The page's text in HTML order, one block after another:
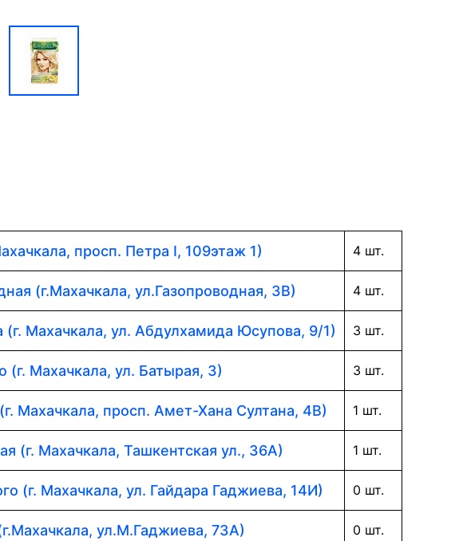
просп. Петра I, 109этаж 1) 4 шт.
(г.Махачкала, ул.Газопроводная, 3В) 4 шт.
Махачкала, ул. Абдулхамида Юсупова, 9/1) 3 шт.
(г. Махачкала, ул. Батырая, 3) 3 шт.
Махачкала, просп. Амет-Хана Султана, 4В) 1 шт.
(г. Махачкала, Ташкентская ул., 36А) 1 шт.
(г. Махачкала, ул. Гайдара Гаджиева, 14И) 0 шт.
ул.М.Гаджиева, 73А) 0 шт.